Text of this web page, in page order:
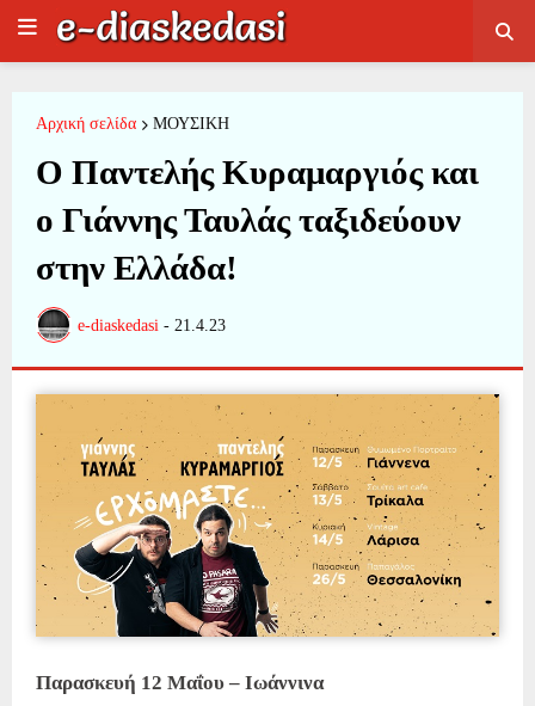
Αρχική σελίδα ΜΟΥΣΙΚΗ
Ο Παντελής Κυραμαργιός και
ο Γιάννης Ταυλάς ταξιδεύουν
στην Ελλάδα!
e-diaskedasi - 21.4.23
Παρασκευή 12 Μαΐου – Ιωάννινα